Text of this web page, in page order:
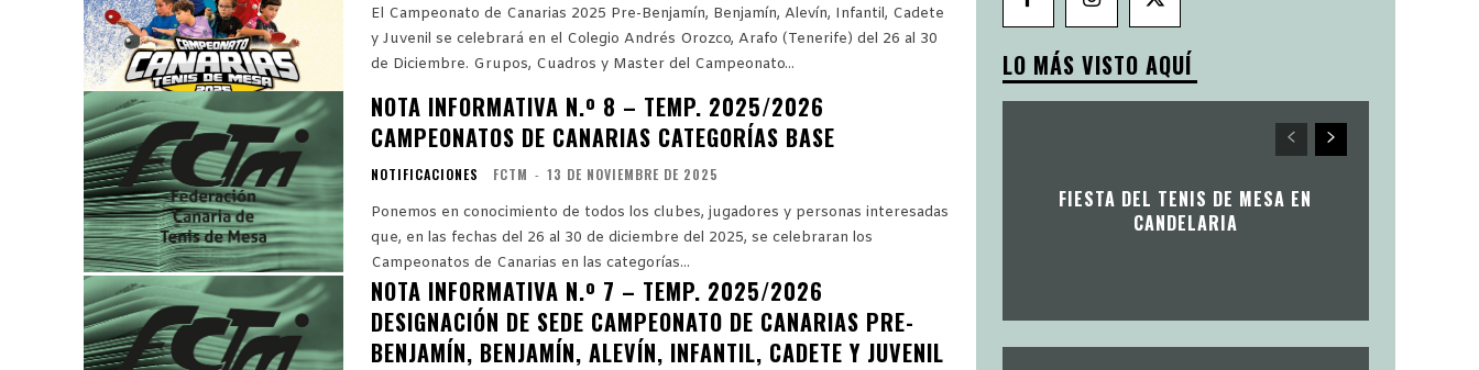
El Campeonato de Canarias 2025 Pre-Benjamín, Benjamín, Alevín, Infantil, Cadete
y Juvenil se celebrará en el Colegio Andrés Orozco, Arafo (Tenerife) del 26 al 30
de Diciembre. Grupos, Cuadros y Master del Campeonato...
NOTA INFORMATIVA N.º 8 – TEMP. 2025/2026
CAMPEONATOS DE CANARIAS CATEGORÍAS BASE
NOTIFICACIONES FCTM - 13 DE NOVIEMBRE DE 2025
Ponemos en conocimiento de todos los clubes, jugadores y personas interesadas
que, en las fechas del 26 al 30 de diciembre del 2025, se celebraran los
Campeonatos de Canarias en las categorías...
NOTA INFORMATIVA N.º 7 – TEMP. 2025/2026
DESIGNACIÓN DE SEDE CAMPEONATO DE CANARIAS PRE-
BENJAMÍN, BENJAMÍN, ALEVÍN, INFANTIL, CADETE Y JUVENIL
LO MÁS VISTO AQUÍ
FIESTA DEL TENIS DE MESA EN
CANDELARIA